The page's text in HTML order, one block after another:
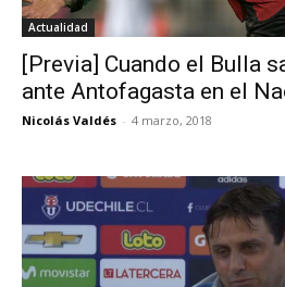
Actualidad
[Previa] Cuando el Bulla
ante Antofagasta en el
Nicolás Valdés - 4 marzo, 2018